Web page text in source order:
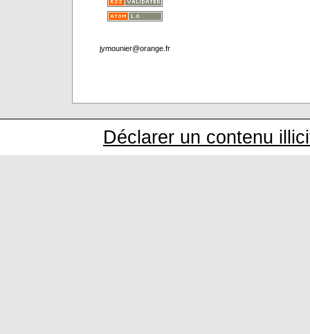
jymounier@orange.fr
Déclarer un contenu